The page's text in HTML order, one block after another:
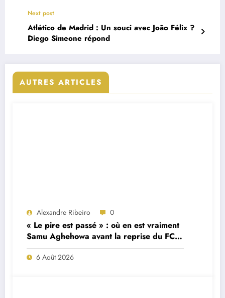
Next post
Atlético de Madrid : Un souci avec João Félix ?
Diego Simeone répond
AUTRES ARTICLES
Alexandre Ribeiro 0
« Le pire est passé » : où en est vraiment
Samu Aghehowa avant la reprise du FC
Porto ?
6 Août 2026